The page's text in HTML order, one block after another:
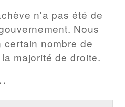
n'a pas été de
Nous
nombre de
majorité de droite.